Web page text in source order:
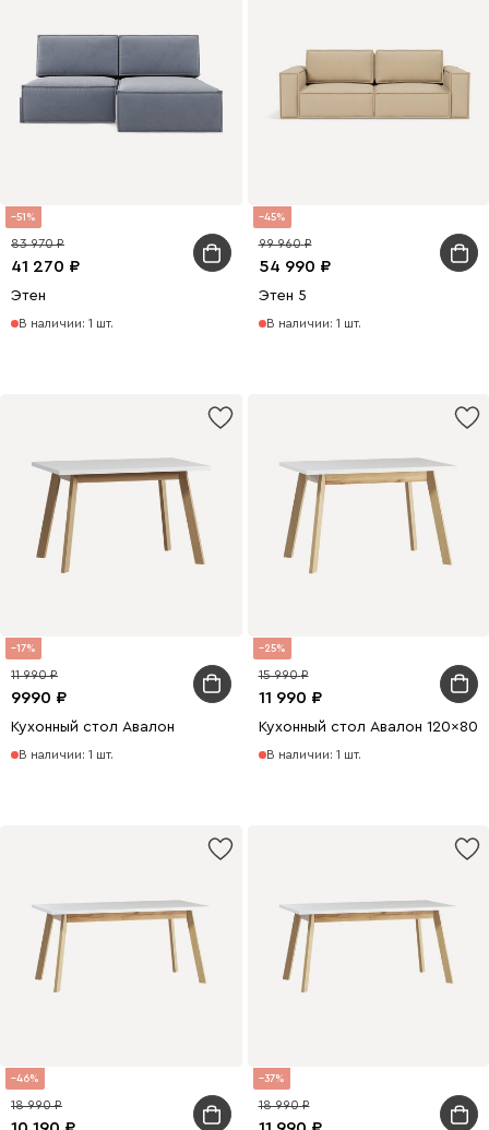
51
41 270
83 970
Этен
В наличии: 1 шт.
45
54 990
99 960
Этен 5
В наличии: 1 шт.
17
9990
11 990
Кухонный стол Авалон
В наличии: 1 шт.
25
11 990
15 990
Кухонный стол Авалон
В наличии: 1 шт.
46
18 990
37
18 990